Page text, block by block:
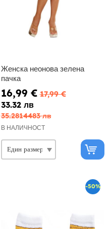
Женска неонова зелена
пачка
16,99 € 17,99 €
33.32 лв
35.2814483 лв
В НАЛИЧНОСТ
-50%